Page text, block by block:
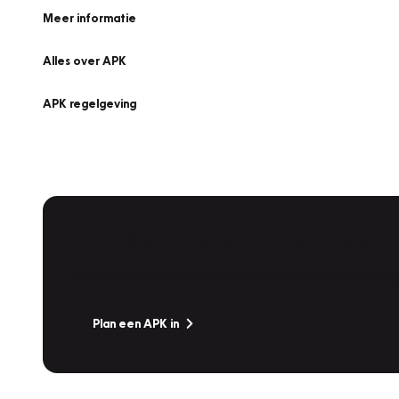
Meer informatie
Alles over APK
APK regelgeving
Plan een APK in